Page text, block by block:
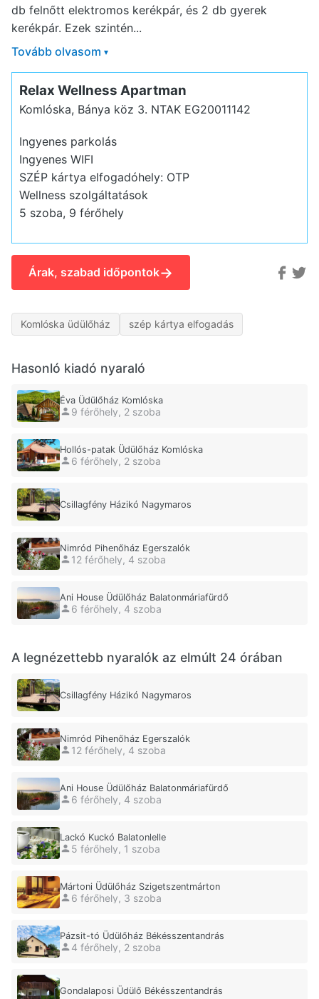
db felnőtt elektromos kerékpár, és 2 db gyerek
kerékpár. Ezek szintén...
Tovább olvasom ▾
Relax Wellness Apartman
Komlóska, Bánya köz 3. NTAK EG20011142
Ingyenes parkolás
Ingyenes WIFI
SZÉP kártya elfogadóhely: OTP
Wellness szolgáltatások
5 szoba, 9 férőhely
Árak, szabad időpontok→
Komlóska üdülőház szép kártya elfogadás
Hasonló kiadó nyaraló
Éva Üdülőház Komlóska
9 férőhely, 2 szoba
Hollós-patak Üdülőház Komlóska
6 férőhely, 2 szoba
Csillagfény Házikó Nagymaros
Nimród Pihenőház Egerszalók
12 férőhely, 4 szoba
Ani House Üdülőház Balatonmáriafürdő
6 férőhely, 4 szoba
A legnézettebb nyaralók az elmúlt 24 órában
Csillagfény Házikó Nagymaros
Nimród Pihenőház Egerszalók
12 férőhely, 4 szoba
Ani House Üdülőház Balatonmáriafürdő
6 férőhely, 4 szoba
Lackó Kuckó Balatonlelle
5 férőhely, 1 szoba
Mártoni Üdülőház Szigetszentmárton
6 férőhely, 3 szoba
Pázsit-tó Üdülőház Békésszentandrás
4 férőhely, 2 szoba
Gondalaposi Üdülő Békésszentandrás